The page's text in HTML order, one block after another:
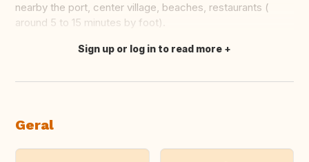
nearby the port, center village, beaches, restaurants (
around 5 to 15 minutes by foot).
Fazer tradução
Sign up or log in to read more
Geral